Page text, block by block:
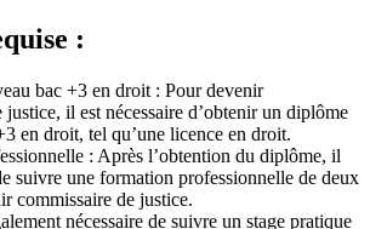
:
bac +3 en droit : Pour devenir
justice, il est nécessaire d’obtenir un diplôme
en droit, tel qu’une licence en droit.
: Après l’obtention du diplôme, il
suivre une formation professionnelle de deux
commissaire de justice.
nécessaire de suivre un stage pratique